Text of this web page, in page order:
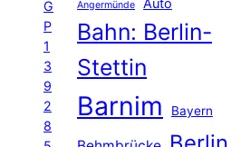
G
P
1
3
9
2
8
Angermünde Auto
Bahn: Berlin-
Stettin
Barnim Bayern